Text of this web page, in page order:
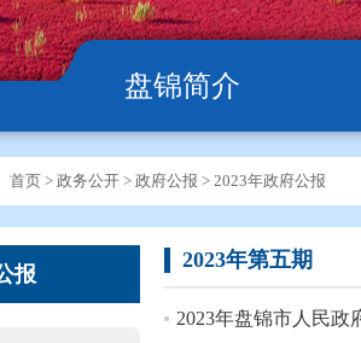
盘锦简介
首页 > 政务公开 > 政府公报 > 2023年政府公报
报
2023年第五期
2023年盘锦市人民政